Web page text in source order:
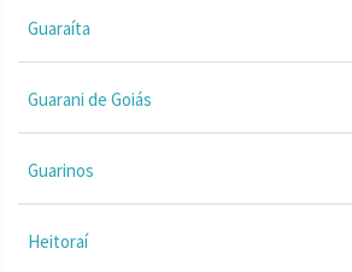
Guaraíta
Guarani de Goiás
Guarinos
Heitoraí